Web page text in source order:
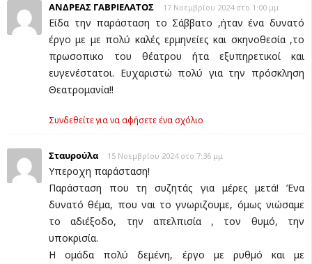
ΑΝΔΡΕΑΣ ΓΑΒΡΙΕΛΑΤΟΣ 17 Νοεμβρίου 2024 στο 1:00 μμ
Είδα την παράσταση το Σάββατο ,ήταν ένα δυνατό
έργο με με πολύ καλές ερμηνείες και σκηνοθεσία ,το
πρωσοπικο του θέατρου ήτα εξυπηρετικοί και
ευγενέστατοι. Ευχαριστώ πολύ για την πρόσκληση
Θεατρομανία!!
Συνδεθείτε για να αφήσετε ένα σχόλιο
Σταυρούλα 15 Νοεμβρίου 2024 στο 7:36 μμ
Υπεροχη παράσταση!
Παράσταση που τη συζητάς για μέρες μετά! Ένα
δυνατό θέμα, που ναι το γνωριζουμε, όμως νιώσαμε
το αδιέξοδο, την απελπισία , τον θυμό, την
υποκρισία.
Η ομάδα πολύ δεμένη, έργο με ρυθμό και με